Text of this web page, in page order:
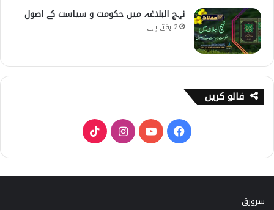
نہج البلاغہ میں حکومت و سیاست کے اصول
2 ہفتے پہلے
فالو کریں
F
a
c
Y
o
u
n
s
T
i
k
سرورق